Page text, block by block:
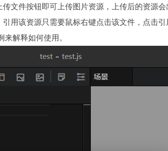
文件按钮即可上传图片资源，上传后的资源
用该资源只需要鼠标右键点击该文件，点击
解释如何使用。